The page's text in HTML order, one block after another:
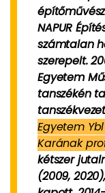
NAPUR
számtalan
szerepelt.
Egyetem
tanszékén
Egyetem
Karának
kétszer
(2009,